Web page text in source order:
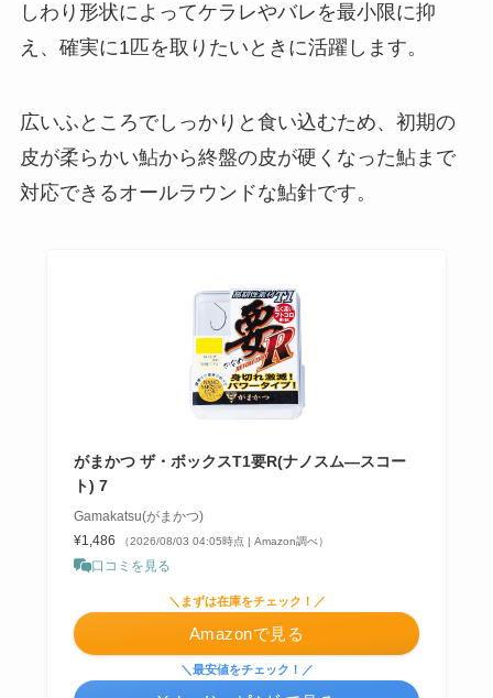
しわり形状によってケラレやバレを最小限に抑
え、確実に1匹を取りたいときに活躍します。
広いふところでしっかりと食い込むため、初期の
皮が柔らかい鮎から終盤の皮が硬くなった鮎まで
対応できるオールラウンドな鮎針です。
がまかつ ザ・ボックスT1要R(ナノスム―スコー
ト) 7
Gamakatsu(がまかつ)
¥1,486
（2026/08/03 04:05時点 | Amazon調べ）
口コミを見る
＼まずは在庫をチェック！／
Amazonで見る
＼最安値をチェック！／